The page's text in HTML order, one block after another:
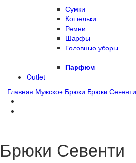
Сумки
Кошельки
Ремни
Шарфы
Головные уборы
Парфюм
Outlet
Главная Мужское Брюки Брюки Севенти
Брюки Севенти